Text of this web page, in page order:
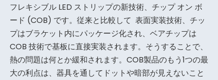
フレキシブル LED ストリップの新技術、チップ オン ボ
ード (COB) です。従来と比較して 表面実装技術、チッ
プはブラケット内にパッケージ化され、ベアチップは
COB 技術で基板に直接実装されます。そうすることで、
熱の問題は何とか緩和されます。COB製品のもう1つの最
大の利点は、器具を通してドットや暗部が見えないこと